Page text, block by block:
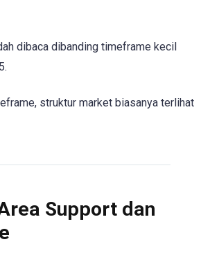
dibaca dibanding timeframe kecil
struktur market biasanya terlihat
Support dan